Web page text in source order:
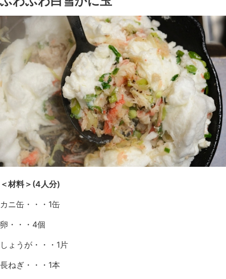
＜材料＞(4人分)
カニ缶・・・1缶
卵・・・4個
しょうが・・・1片
長ねぎ・・・1本